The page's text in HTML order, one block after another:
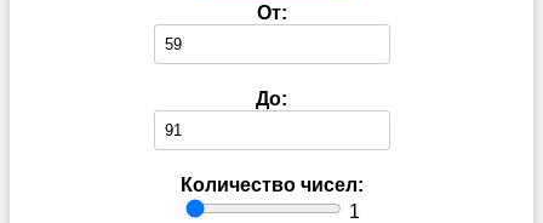
От:
До:
Количество чисел:
1